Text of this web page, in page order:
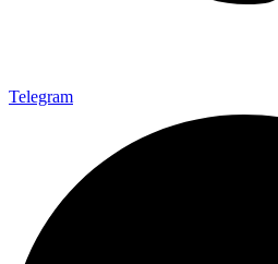
Telegram